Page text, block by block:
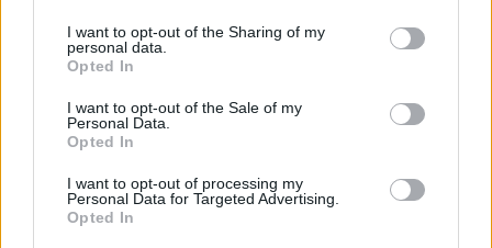
not limited to your visit or usage behaviour. You may click to
grant or deny consent to Google and its third-party tags to
use your data for below specified purposes in below Google
consent section.
I want to opt-out of the Sharing of my
personal data.
Opted In
I want to opt-out of the Sale of my
Personal Data.
Opted In
I want to opt-out of processing my
Personal Data for Targeted Advertising.
Opted In
Continua a leggere
CALCIO